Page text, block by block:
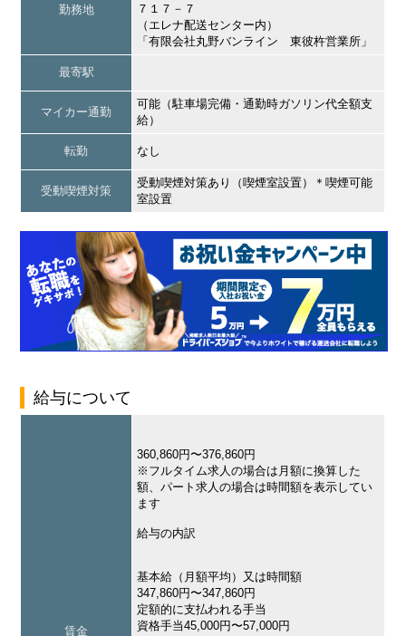
勤務地
７１７－７
（エレナ配送センター内）
「有限会社丸野バンライン 東彼杵営業所」
最寄駅
マイカー通勤
可能（駐車場完備・通勤時ガソリン代全額支
給）
転勤 なし
受動喫煙対策
受動喫煙対策あり（喫煙室設置）＊喫煙可能
室設置
給与について
賃金
360,860円〜376,860円
※フルタイム求人の場合は月額に換算した
額、パート求人の場合は時間額を表示してい
ます
給与の内訳
基本給（月額平均）又は時間額
347,860円〜347,860円
定額的に支払われる手当
資格手当45,000円〜57,000円